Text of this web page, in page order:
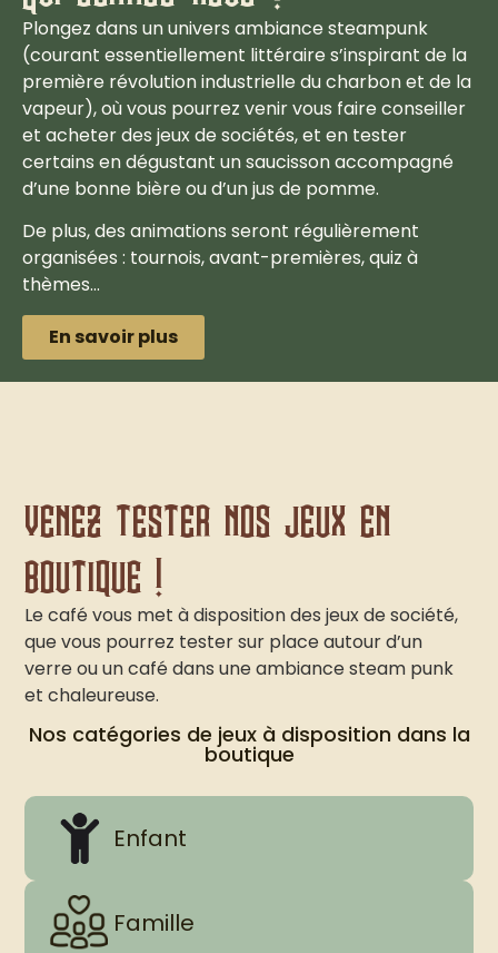
Plongez dans un univers ambiance steampunk
(courant essentiellement littéraire s’inspirant de la
première révolution industrielle du charbon et de la
vapeur), où vous pourrez venir vous faire conseiller
et acheter des jeux de sociétés, et en tester
certains en dégustant un saucisson accompagné
d’une bonne bière ou d’un jus de pomme.
De plus, des animations seront régulièrement
organisées : tournois, avant-premières, quiz à
thèmes…
En savoir plus
venez tester nos jeux en
boutique !
Le café vous met à disposition des jeux de société,
que vous pourrez tester sur place autour d’un
verre ou un café dans une ambiance steam punk
et chaleureuse.
Nos catégories de jeux à disposition dans la
boutique
Enfant
Famille